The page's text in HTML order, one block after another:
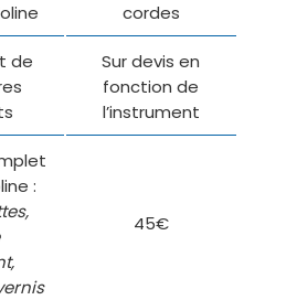
cordes
de
Sur devis en
fonction de
l’instrument
:
45€